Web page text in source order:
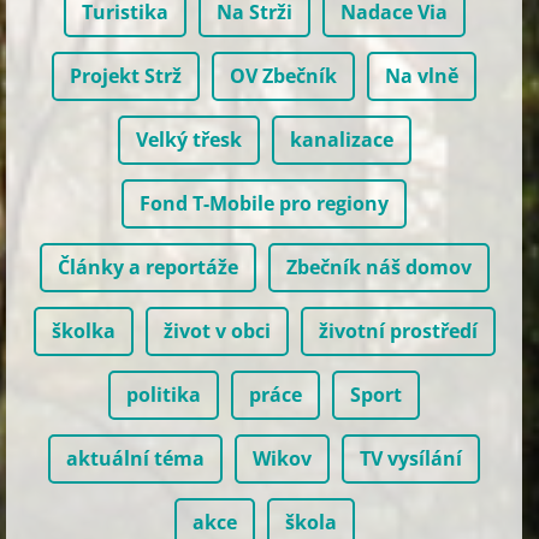
Turistika Na Strži Nadace Via
Projekt Strž OV Zbečník Na vlně
Velký třesk kanalizace
Fond T-Mobile pro regiony
Články a reportáže Zbečník náš domov
školka život v obci životní prostředí
politika práce Sport
aktuální téma Wikov TV vysílání
akce škola